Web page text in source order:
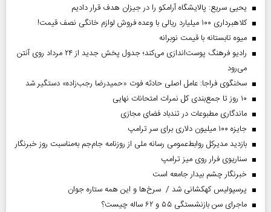
یحیی سریع: پالایشگاه آرامکو را در جیزان هدف قرار دادیم
کلاهبرداری ۱۰۰ میلیارد ریالی با وعده فروش لوازم خانگی نصف قیمت!
میوه تابستانه با قیمت نوبرانه
رادیو فرهنگ پوست‌اندازی می‌کند؛ جدول پخش جدید از ۲۴ مرداد روی آنتن
می‌رود
سخنگوی فراجا: عامل اصلی حادثه فوت «حمیدرضا رجب‌زاده» دستگیر شد
۱۰ روز تا جمع‌بندی کل نمرات امتحانات نهایی
ماندگاری مطبوعات در تندباد فضای مجازی
جایزه ۱۰۰ میلیون دلاری برای سر ترامپ
بازدید مدیرکل روابط‌عمومی رسانه ملی از روزنامه جام‌جم به‌مناسبت روز خبرنگار
سناریوی فرار روی میز ترامپ
خبرنگار چشم بیدار جامعه است
پرسپولیس کهکشانی شد / سرخ‌ها و این همه ستاره جوان
ماجرای سن بازنشستگی ۵۵ و ۶۲ ساله چیست؟